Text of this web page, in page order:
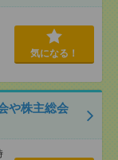
気になる！
や株主総会